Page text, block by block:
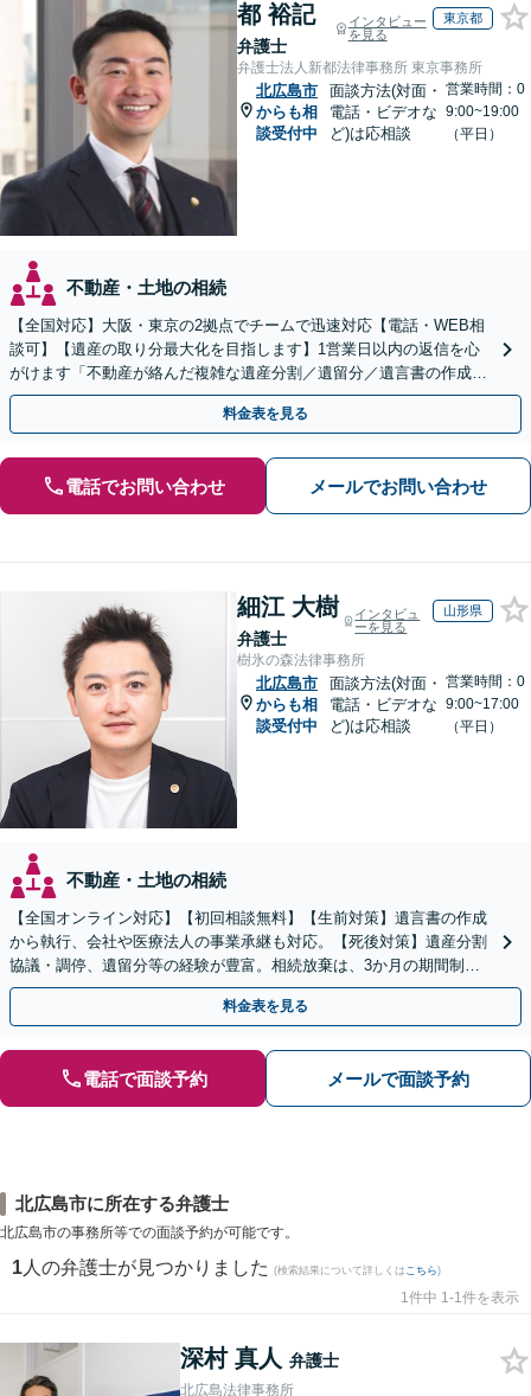
都 裕記
弁護士
インタビュー
を見る
東京都
弁護士法人新都法律事務所 東京事務所
北広島市
からも相
談受付中
面談方法(対面・
電話・ビデオな
ど)は応相談
営業時間：0
9:00~19:00
（平日）
不動産・土地の相続
【全国対応】大阪・東京の2拠点でチームで迅速対応【電話・WEB相
談可】【遺産の取り分最大化を目指します】1営業日以内の返信を心
がけます「不動産が絡んだ複雑な遺産分割／遺留分／遺言書の作成・
執行／事業承継など、お任せください」【休日相談あり】
料金表を見る
電話でお問い合わせ メールでお問い合わせ
細江 大樹
弁護士
インタビュ
ーを見る
山形県
樹氷の森法律事務所
北広島市
からも相
談受付中
面談方法(対面・
電話・ビデオな
ど)は応相談
営業時間：0
9:00~17:00
（平日）
不動産・土地の相続
【全国オンライン対応】【初回相談無料】【生前対策】遺言書の作成
から執行、会社や医療法人の事業承継も対応。【死後対策】遺産分割
協議・調停、遺留分等の経験が豊富。相続放棄は、3か月の期間制限
があるため、お早めにご相談ください。【無料駐車場あり】
料金表を見る
電話で面談予約 メールで面談予約
北広島市に所在する弁護士
北広島市の事務所等での面談予約が可能です。
1 人の弁護士が見つかりました (検索結果について詳しくは こちら)
1件中 1-1件を表示
深村 真人 弁護士
北広島法律事務所